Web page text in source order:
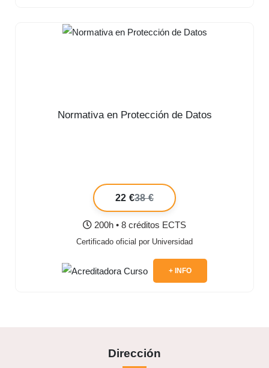
Normativa en Protección de Datos
22 €38 €
200h • 8 créditos ECTS
Certificado oficial por Universidad
+ INFO
Dirección